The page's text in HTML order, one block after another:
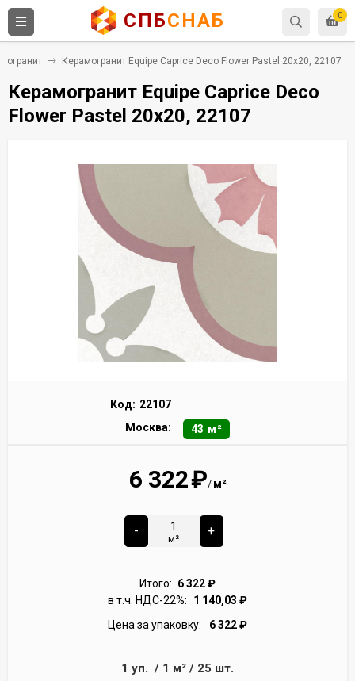
0
СПБСНАБ
Керамогранит Equipe Caprice Deco Flower Pastel 20x20, 22107
Керамогранит Equipe Caprice Deco
Flower Pastel 20x20, 22107
Код: 22107
Москва:
43 м²
6 322₽/ м²
-
м²
+
Итого: 6 322₽
в т.ч. НДС-22%:
1 140,03 ₽
Цена за упаковку:
6 322₽
1 уп. / 1 м² / 25 шт.